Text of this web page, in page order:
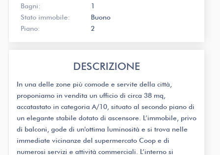
Bagni:
1
Stato immobile:
Buono
Piano:
2
DESCRIZIONE
In una delle zone più comode e servite della città,
proponiamo in vendita un ufficio di circa 38 mq,
accatastato in categoria A/10, situato al secondo piano di
un elegante stabile dotato di ascensore. L’immobile, privo
di balconi, gode di un'ottima luminosità e si trova nelle
immediate vicinanze del supermercato Coop e di
numerosi servizi e attività commerciali. L’interno si